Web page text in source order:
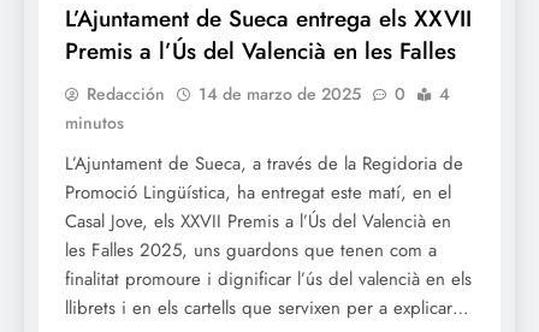
L’Ajuntament de Sueca entrega els XXVII
Premis a l’Ús del Valencià en les Falles
Redacción 14 de marzo de 2025 0
4
minutos
L’Ajuntament de Sueca, a través de la Regidoria de
Promoció Lingüística, ha entregat este matí, en el
Casal Jove, els XXVII Premis a l’Ús del Valencià en
les Falles 2025, uns guardons que tenen com a
finalitat promoure i dignificar l’ús del valencià en els
llibrets i en els cartells que servixen per a explicar…